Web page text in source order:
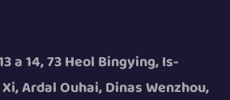
a 14, 73 Heol Bingying, Is-
Ardal Ouhai, Dinas Wenzhou,